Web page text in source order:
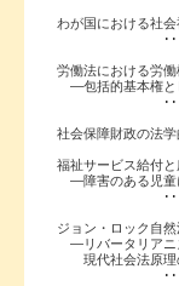
わが国における社
･････････
労働法における労
―包括的基本権と
･･････････
社会保障財政の法
福祉サービス給付
―障害のある児童
･･････････
ジョン・ロック自
―リバータリアニ
現代社会法原理
･････････